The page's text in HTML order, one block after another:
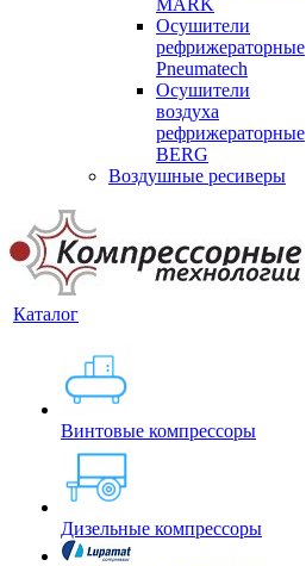
MARK
Осушители
рефрижераторные
Pneumatech
Осушители
воздуха
рефрижераторные
BERG
Воздушные ресиверы
Каталог
Винтовые компрессоры
Дизельные компрессоры